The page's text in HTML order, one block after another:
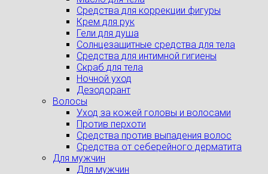
Средства для коррекции фигуры
Крем для рук
Гели для душа
Солнцезащитные средства для тела
Средства для интимной гигиены
Скраб для тела
Ночной уход
Дезодорант
Волосы
Уход за кожей головы и волосами
Против перхоти
Средства против выпадения волос
Средства от себерейного дерматита
Для мужчин
Для мужчин